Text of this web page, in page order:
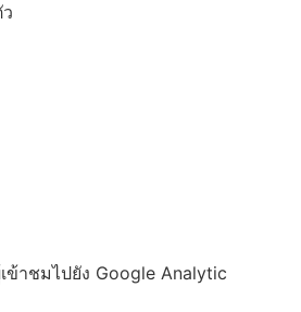
ข้าชมไปยัง Google Analytic